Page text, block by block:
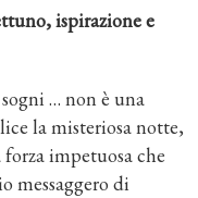
ispirazione e
… non è una
la misteriosa notte,
impetuosa che
messaggero di